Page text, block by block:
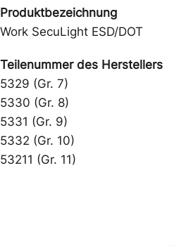
Produktbezeichnung
Work SecuLight ESD/DOT
Teilenummer des Herstellers
5329 (Gr. 7)
5330 (Gr. 8)
5331 (Gr. 9)
5332 (Gr. 10)
53211 (Gr. 11)